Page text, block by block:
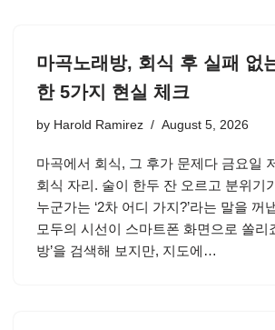
마곡노래방, 회식 후 실패 없
한 5가지 현실 체크
by Harold Ramirez August 5, 2026
마곡에서 회식, 그 후가 문제다 금요일
회식 자리. 술이 한두 잔 오르고 분위기
누군가는 ‘2차 어디 가지?’라는 말을 꺼
모두의 시선이 스마트폰 화면으로 쏠리
방’을 검색해 보지만, 지도에…